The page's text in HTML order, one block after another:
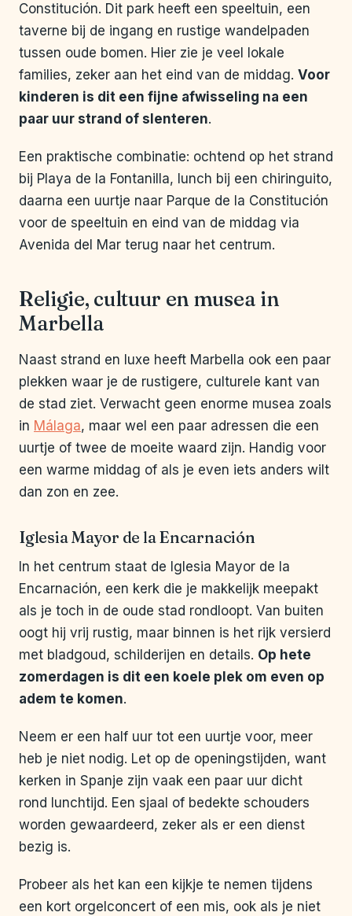
Constitución. Dit park heeft een speeltuin, een
taverne bij de ingang en rustige wandelpaden
tussen oude bomen. Hier zie je veel lokale
families, zeker aan het eind van de middag. Voor
kinderen is dit een fijne afwisseling na een
paar uur strand of slenteren.
Een praktische combinatie: ochtend op het strand
bij Playa de la Fontanilla, lunch bij een chiringuito,
daarna een uurtje naar Parque de la Constitución
voor de speeltuin en eind van de middag via
Avenida del Mar terug naar het centrum.
Religie, cultuur en musea in
Marbella
Naast strand en luxe heeft Marbella ook een paar
plekken waar je de rustigere, culturele kant van
de stad ziet. Verwacht geen enorme musea zoals
in Málaga, maar wel een paar adressen die een
uurtje of twee de moeite waard zijn. Handig voor
een warme middag of als je even iets anders wilt
dan zon en zee.
Iglesia Mayor de la Encarnación
In het centrum staat de Iglesia Mayor de la
Encarnación, een kerk die je makkelijk meepakt
als je toch in de oude stad rondloopt. Van buiten
oogt hij vrij rustig, maar binnen is het rijk versierd
met bladgoud, schilderijen en details. Op hete
zomerdagen is dit een koele plek om even op
adem te komen.
Neem er een half uur tot een uurtje voor, meer
heb je niet nodig. Let op de openingstijden, want
kerken in Spanje zijn vaak een paar uur dicht
rond lunchtijd. Een sjaal of bedekte schouders
worden gewaardeerd, zeker als er een dienst
bezig is.
Probeer als het kan een kijkje te nemen tijdens
een kort orgelconcert of een mis, ook als je niet